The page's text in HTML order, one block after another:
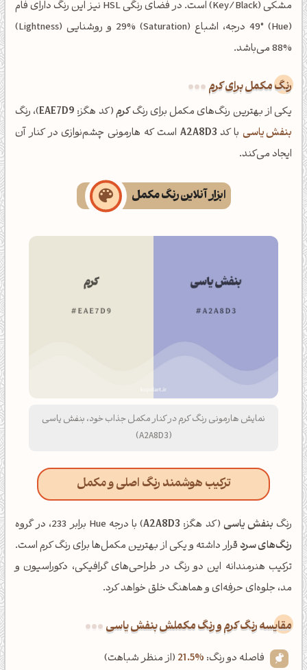
مشکی (Key/Black) است. در فضای رنگی HSL نیز این رنگ دارای فام
(Hue) 49° درجه، اشباع (Saturation) 29% و روشنایی (Lightness)
88% می‌باشد.
رنگ مکمل برای کرم
یکی از بهترین رنگ‌های مکمل برای رنگکرم(کد هگز: EAE7D9)، رنگ
بنفش یاسیبا کد A2A8D3 است که هارمونی چشم‌نوازی در کنار آن
ایجاد می‌کند.
ابزار آنلاین رنگ مکمل
نمایش هارمونی رنگ کرم در کنار مکمل جذاب خود، بنفش یاسی
(A2A8D3)
ترکیب هوشمند رنگ اصلی و مکمل
رنگ بنفش یاسی (کد هگز: A2A8D3) با درجه Hue برابر 233، در گروه
رنگ‌های سرد قرار داشته و یکی از بهترین مکمل‌ها برای رنگ کرم است.
ترکیب هنرمندانه این دو رنگ در طراحی‌های گرافیکی، دکوراسیون و
مد، جلوه‌ای حرفه‌ای و هماهنگ خلق خواهد کرد.
‌مقایسه رنگ کرم و رنگ مکملش بنفش یاسی
فاصله دو رنگ: 21.5% (از منظر شباهت)